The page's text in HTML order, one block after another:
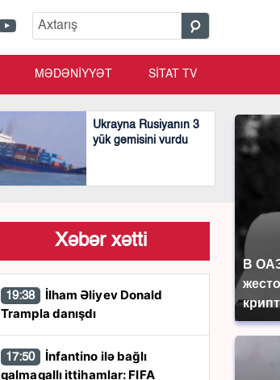
В
MƏDƏNİYYƏT SİTAT TV
Ukrayna Rusiyanın 3
yük gəmisini vurdu
Xəbər xətti
19:38
Trampla danışdı
17:50
qalmaqallı ittihamlar: FIFA